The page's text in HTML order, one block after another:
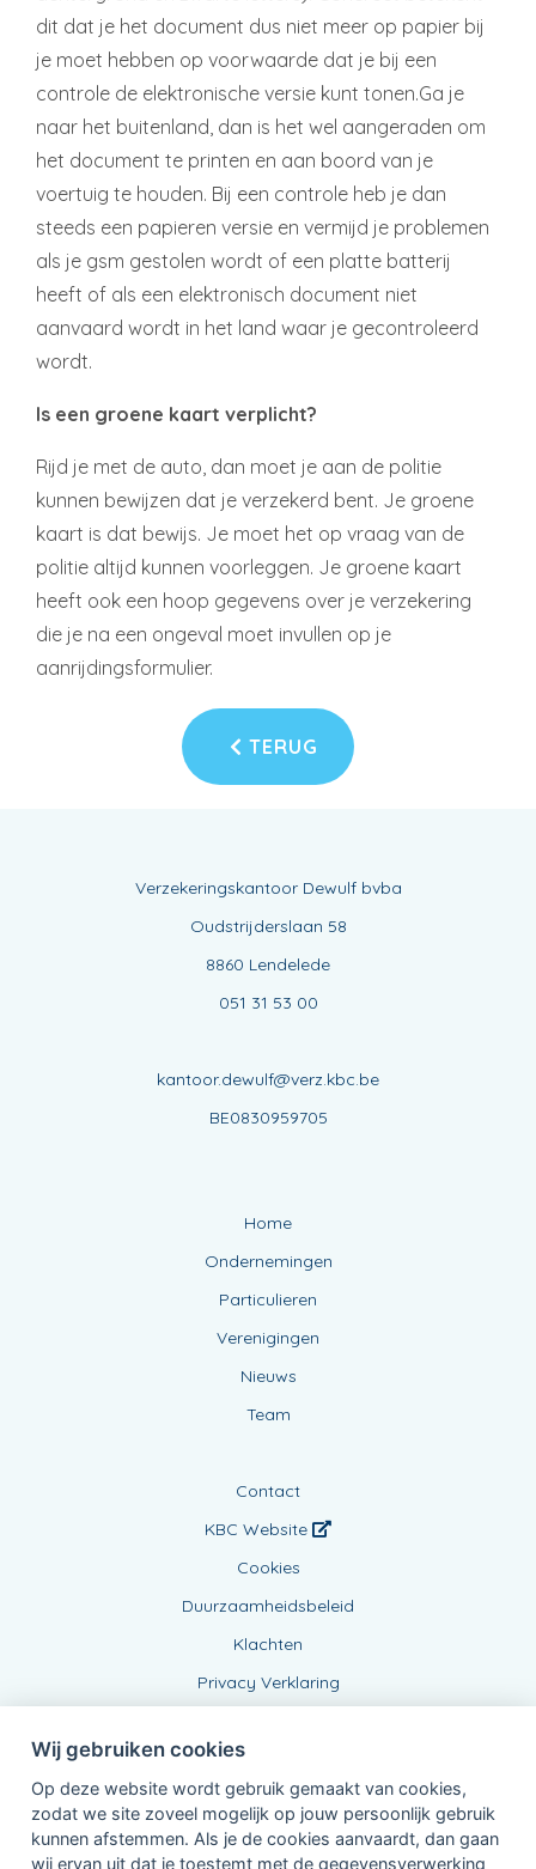
dit dat je het document dus niet meer op papier bij
je moet hebben op voorwaarde dat je bij een
controle de elektronische versie kunt tonen.Ga je
naar het buitenland, dan is het wel aangeraden om
het document te printen en aan boord van je
voertuig te houden. Bij een controle heb je dan
steeds een papieren versie en vermijd je problemen
als je gsm gestolen wordt of een platte batterij
heeft of als een elektronisch document niet
aanvaard wordt in het land waar je gecontroleerd
wordt.
Is een groene kaart verplicht?
Rijd je met de auto, dan moet je aan de politie
kunnen bewijzen dat je verzekerd bent. Je groene
kaart is dat bewijs. Je moet het op vraag van de
politie altijd kunnen voorleggen. Je groene kaart
heeft ook een hoop gegevens over je verzekering
die je na een ongeval moet invullen op je
aanrijdingsformulier.
TERUG
Verzekeringskantoor Dewulf bvba
Oudstrijderslaan 58
8860 Lendelede
051 31 53 00
kantoor.dewulf@verz.kbc.be
BE0830959705
Home
Ondernemingen
Particulieren
Verenigingen
Nieuws
Team
Contact
KBC Website
Cookies
Duurzaamheidsbeleid
Klachten
Privacy Verklaring
Wij gebruiken cookies
Op deze website wordt gebruik gemaakt van cookies,
zodat we site zoveel mogelijk op jouw persoonlijk gebruik
kunnen afstemmen. Als je de cookies aanvaardt, dan gaan
wij ervan uit dat je toestemt met de gegevensverwerking